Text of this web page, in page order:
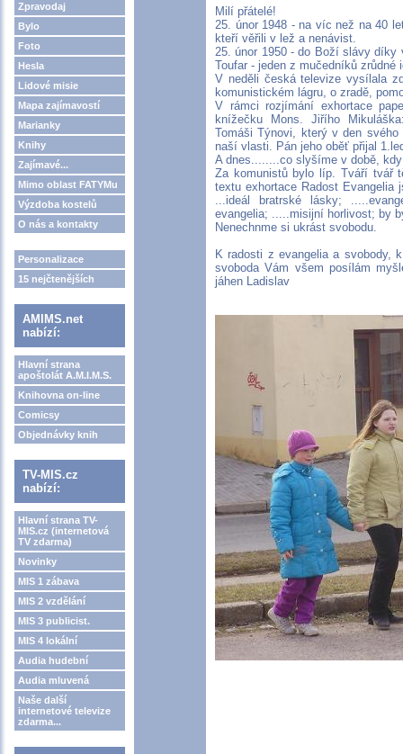
Zpravodaj
Bylo
Foto
Hesla
Lidové misie
Mapa zajímavostí
Marianky
Knihy
Zajímavé...
Mimo oblast FATYMu
Výzdoba kostelů
O nás a kontakty
Personalizace
15 nejčtenějších
AMIMS.net
nabízí:
Hlavní strana
apoštolát A.M.I.M.S.
Knihovna on-line
Comicsy
Objednávky knih
TV-MIS.cz
nabízí:
Hlavní strana TV-
MIS.cz (internetová
TV zdarma)
Novinky
MIS 1 zábava
MIS 2 vzdělání
MIS 3 publicist.
MIS 4 lokální
Audia hudební
Audia mluvená
Naše další
internetové televize
zdarma...
Milí přátelé!
25. únor 1948 - na víc než na 40
kteří věřili v lež a nenávist.
25. únor 1950 - do Boží slávy
Toufar - jeden z mučedníků zrůdné
V neděli česká televize vysílala
komunistickém lágru, o zradě,
V rámci rozjímání exhortace
knížečku Mons. Jiřího
Tomáši Týnovi, který v den
naší vlasti. Pán jeho oběť přijal
A dnes........co slyšíme v době,
Za komunistů bylo líp. Tváří tvář
textu exhortace Radost Evangelia
...ideál bratrské lásky;
evangelia; .....misijní horlivost; by
Nenechnme si ukrást svobodu.
K radosti z evangelia a svobody,
svoboda Vám všem posílám
jáhen Ladislav